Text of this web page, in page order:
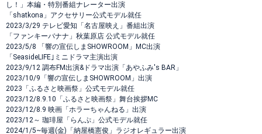
し！」本編・特別番組ナレーター出演
「shatkona」アクセサリー公式モデル就任
2023/3/29 テレビ愛知「名古屋映え」番組出演
「ファンキーバナナ」秋葉原店 公式モデル就任
2023/5/8 「響の宣伝しまSHOWROOM」MC出演
「SeasideLIFE｣ミニドラマ主演出演
2023/9/12 調布FM出演&ドラマ出演「あやふみ's BAR」
2023/10/9「響の宣伝しまSHOWROOM」出演
2023「ふるさと映画祭」公式モデル就任
2023/12/8.9.10「ふるさと映画祭」舞台挨拶MC
2023/12/8.9 映画「ホラーちゃんねる」出演
2023/12～ 珈琲屋「らんぷ」公式モデル就任
2024/1/5~毎週(金)「納屋橋憲俊」ラジオレギュラー出演